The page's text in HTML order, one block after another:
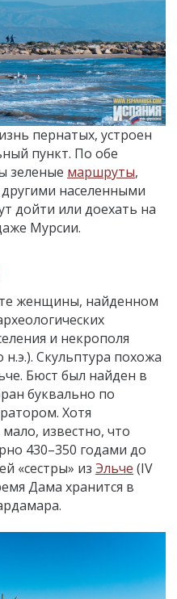
пернатых, устроен
пункт. По обе
зеленые маршруты,
населенными
дойти или доехать на
Мурсии.
женщины, найденном
и некрополя
Скульптура похожа
Бюст был найден в
буквально по
Хотя
известно, что
430–350 годами до
«сестры» из Эльче (IV
Дама хранится в